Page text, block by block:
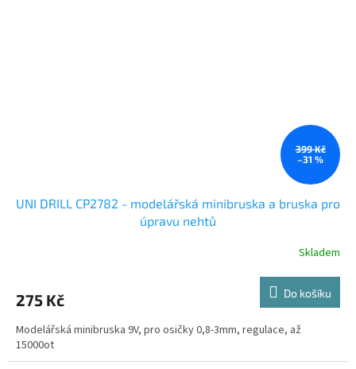
399 Kč
–31 %
UNI DRILL CP2782 - modelářská minibruska a bruska pro
úpravu nehtů
Skladem
275 Kč Do košíku
Modelářská minibruska 9V, pro osičky 0,8-3mm, regulace, až
15000ot